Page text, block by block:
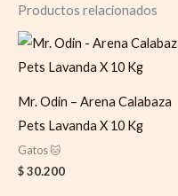
Productos relacionados
Mr. Odin – Arena Calabaza
Pets Lavanda X 10 Kg
Gatos 🐱
$30.200